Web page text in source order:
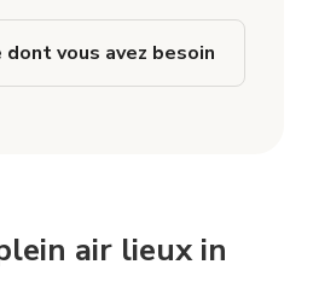
vous avez besoin
air lieux in